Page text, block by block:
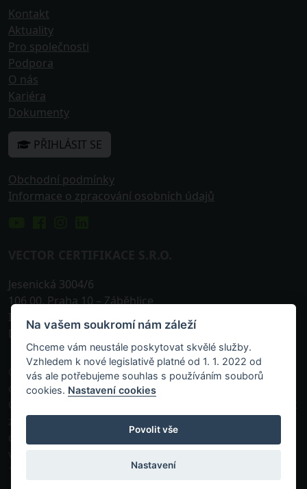
Kontakt
Aktuality
Pro společnosti
Podpora
O nás
Kariéra
Dokumenty
PŘIHLÁSIT SE
Obchodní podmínky
Informace o zpracování osobních údajů
Jesenická 3004/6
106 00,Praha 10– Záběhlice
IČO: 242 25 576
DIČ: CZ24225576
© 2013-2026, VECTOR Certifikace s.r.o. je akreditovanou
osobou zapsanou v příslušném rejstříku vedeném
zaměřených na prokázání odborných znalostí a
dovedností. Společnost zapsaná v obchodním rejstříku
Na vašem soukromí nám záleží
Chceme vám neustále poskytovat skvělé služby.
Vzhledem k nové legislativě platné od 1. 1. 2022 od
vás ale potřebujeme souhlas s používáním souborů
cookies. Nastavení cookies
Povolit vše
Nastavení